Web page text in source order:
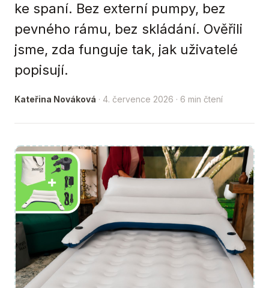
ke spaní. Bez externí pumpy, bez
pevného rámu, bez skládání. Ověřili
jsme, zda funguje tak, jak uživatelé
popisují.
Kateřina Nováková · 4. července 2026 · 6 min čtení